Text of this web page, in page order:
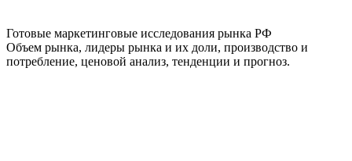
Готовые маркетинговые исследования рынка РФ
Объем рынка, лидеры рынка и их доли, производство и
потребление, ценовой анализ, тенденции и прогноз.